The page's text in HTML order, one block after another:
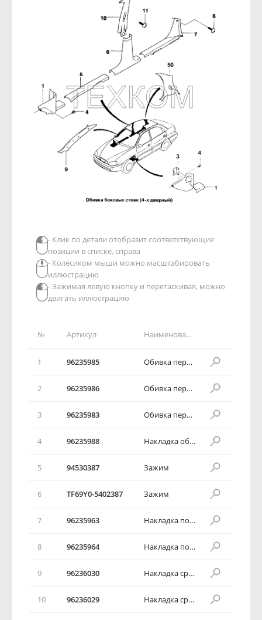
№ Артикул Наименование детали
1 96235985 Обивка передней стойки боковины
2 96235986 Обивка передней стойки боковины
3 96235983 Обивка передней стойки боковины
4 96235988 Накладка обивки порога пола
5 94530387 Зажим
6 TF69Y0-5402387 Зажим
7 96235963 Накладка порога переднего пола
8 96235964 Накладка порога переднего пола
9 96236030 Накладка средней стойки боковины нижняя
10 96236029 Накладка средней стойки боковины нижняя
- Клик по детали отобразит соответствующие
позиции в списке, справа
- Колёсиком мыши можно масштабировать
иллюстрацию
- Зажимая левую кнопку и перетаскивая, можно
двигать иллюстрацию